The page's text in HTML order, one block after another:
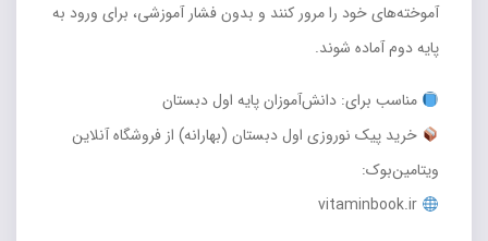
آموخته‌های خود را مرور کنند و بدون فشار آموزشی، برای ورود به
پایه دوم آماده شوند.
مناسب برای: دانش‌آموزان پایه اول دبستان
خرید پیک نوروزی اول دبستان (بهارانه) از فروشگاه آنلاین
ویتامین‌بوک: